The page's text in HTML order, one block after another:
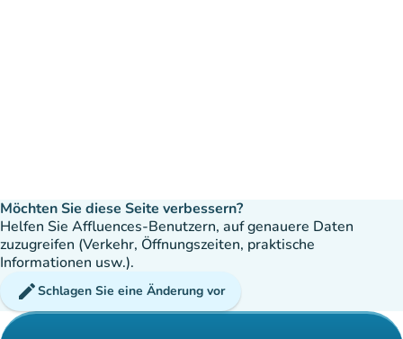
Möchten Sie diese Seite verbessern?
Helfen Sie Affluences-Benutzern, auf genauere Daten
zuzugreifen (Verkehr, Öffnungszeiten, praktische
Informationen usw.).
editSchlagen Sie eine Änderung vor